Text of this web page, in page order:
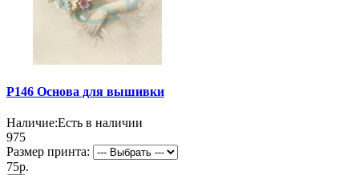
P146 Основа для вышивки
Наличие:Есть в наличии
975
Размер принта:
75р.